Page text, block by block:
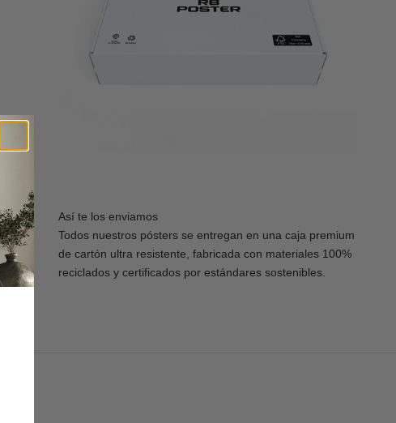
Así te los enviamos
Todos nuestros pósters se entregan en una caja premium
de cartón ultra resistente, fabricada con materiales 100%
reciclados y certificados por estándares sostenibles.